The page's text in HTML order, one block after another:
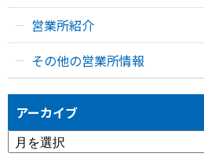
営業所紹介
その他の営業所情報
アーカイブ
ア
ー